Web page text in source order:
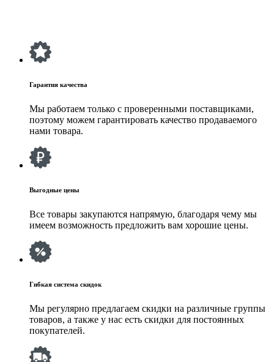
Гарантия качества
Мы работаем только с проверенными поставщиками,
поэтому можем гарантировать качество продаваемого
нами товара.
Выгодные цены
Все товары закупаются напрямую, благодаря чему мы
имеем возможность предложить вам хорошие цены.
Гибкая система скидок
Мы регулярно предлагаем скидки на различные группы
товаров, а также у нас есть скидки для постоянных
покупателей.